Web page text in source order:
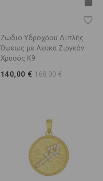
Ζώδιο Υδροχόου Διπλής
Όψεως με Λευκά Ζιργκόν
Χρυσός K9
140,00 €168,00 €